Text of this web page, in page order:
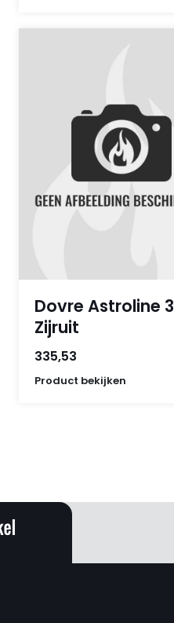
Dovre Astroline 3
Zijruit
335,53
Product bekijken